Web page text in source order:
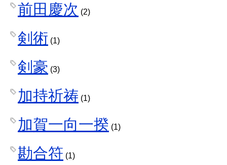
前田慶次 (2)
剣術 (1)
剣豪 (3)
加持祈祷 (1)
加賀一向一揆 (1)
勘合符 (1)